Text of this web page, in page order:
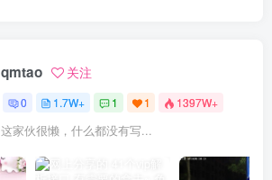
qmtao 关注
0 1.7W+ 1 1 1397W+
这家伙很懒，什么都没有写...